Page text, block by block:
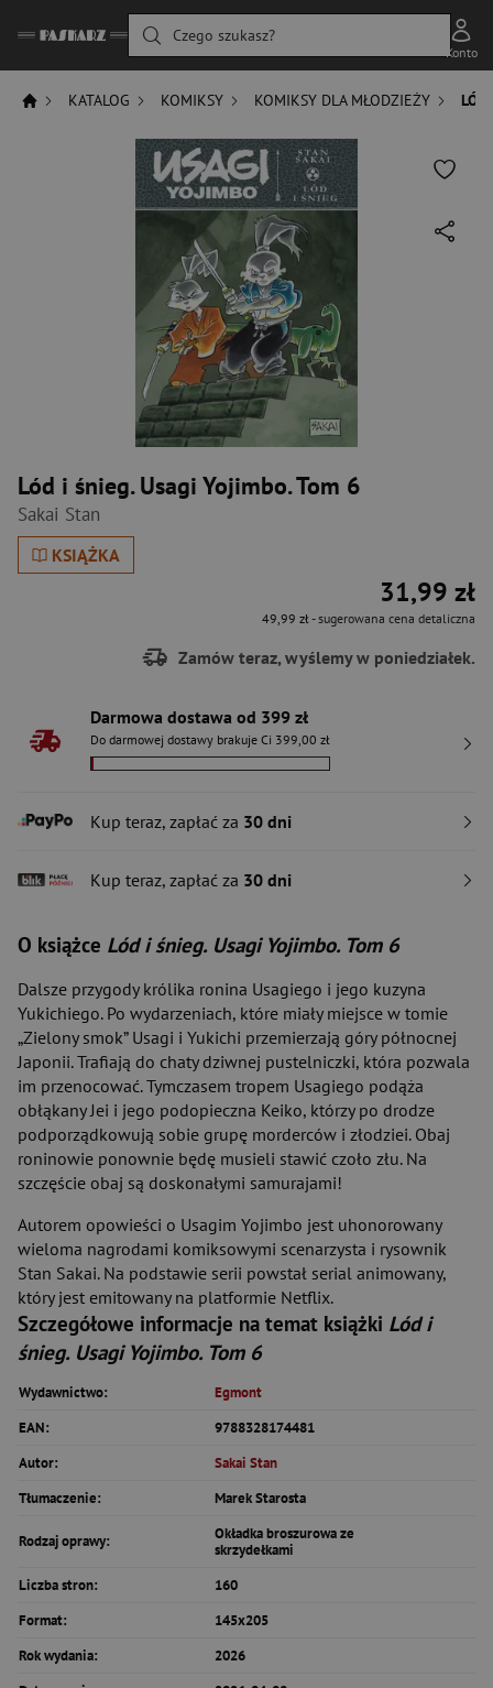
Czego szukasz?
Konto
KATALOG KOMIKSY KOMIKSY DLA MŁODZIEŻY LÓD
Lód i śnieg. Usagi Yojimbo. Tom 6
Sakai Stan
KSIĄŻKA
31,99 zł
49,99 zł- sugerowana cena detaliczna
Zamów teraz, wyślemy w poniedziałek.
Darmowa dostawa od 399 zł
Do darmowej dostawy brakuje Ci 399,00 zł
Kup teraz, zapłać za 30 dni
Kup teraz, zapłać za 30 dni
O książce Lód i śnieg. Usagi Yojimbo. Tom 6
Dalsze przygody królika ronina Usagiego i jego kuzyna
Yukichiego. Po wydarzeniach, które miały miejsce w tomie
„Zielony smok” Usagi i Yukichi przemierzają góry północnej
Japonii. Trafiają do chaty dziwnej pustelniczki, która pozwala
im przenocować. Tymczasem tropem Usagiego podąża
obłąkany Jei i jego podopieczna Keiko, którzy po drodze
podporządkowują sobie grupę morderców i złodziei. Obaj
roninowie ponownie będę musieli stawić czoło złu. Na
szczęście obaj są doskonałymi samurajami!
Autorem opowieści o Usagim Yojimbo jest uhonorowany
wieloma nagrodami komiksowymi scenarzysta i rysownik
Stan Sakai. Na podstawie serii powstał serial animowany,
który jest emitowany na platformie Netflix.
Szczegółowe informacje na temat książki Lód i
śnieg. Usagi Yojimbo. Tom 6
Wydawnictwo:
Egmont
EAN:
9788328174481
Autor:
Sakai Stan
Tłumaczenie:
Marek Starosta
Rodzaj oprawy:
Okładka broszurowa ze
skrzydełkami
Liczba stron:
160
Format:
145x205
Rok wydania:
2026